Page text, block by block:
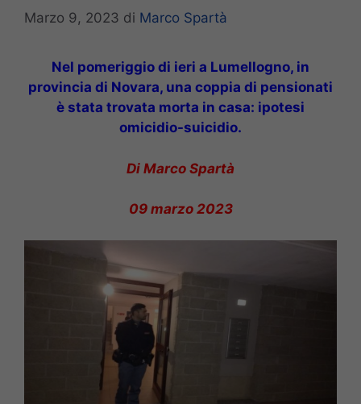
Marzo 9, 2023 di Marco Spartà
Nel pomeriggio di ieri a Lumellogno, in
provincia di Novara, una coppia di pensionati
è stata trovata morta in casa: ipotesi
omicidio-suicidio.
Di Marco Spartà
09 marzo 2023